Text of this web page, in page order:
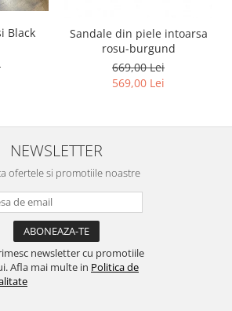
Black
Sandale din piele intoarsa
rosu-burgund
669,00 Lei
569,00 Lei
NEWSLETTER
ofertele si promotiile noastre
newsletter cu promotiile
Afla mai multe in Politica de